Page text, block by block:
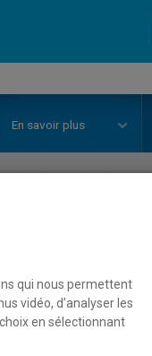
En savoir plus
Horaire - Automne
qui nous permettent
vidéo, d’analyser les
en sélectionnant